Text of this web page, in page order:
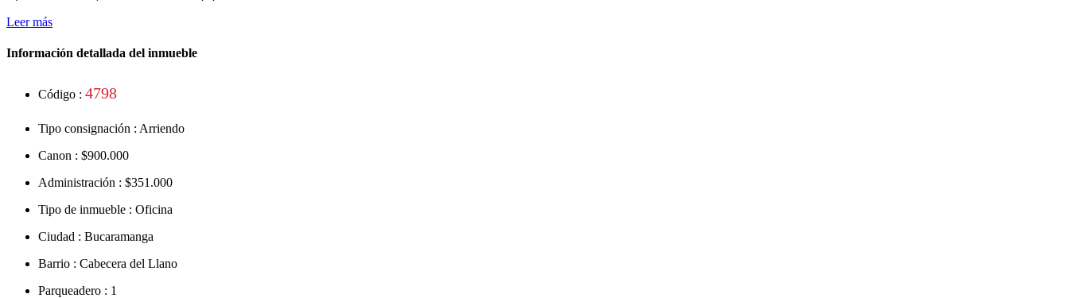
Leer más
Información detallada del inmueble
Código : 4798
Tipo consignación : Arriendo
Canon : $900.000
Administración : $351.000
Tipo de inmueble : Oficina
Ciudad : Bucaramanga
Barrio : Cabecera del Llano
Parqueadero : 1